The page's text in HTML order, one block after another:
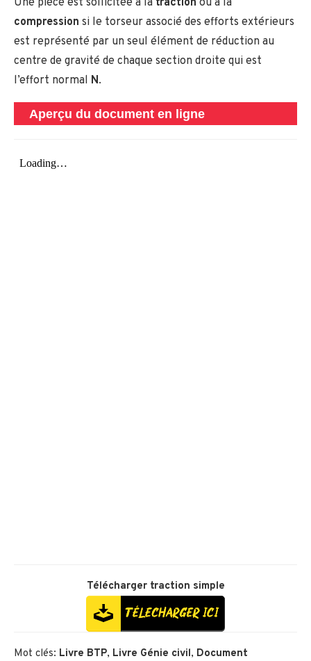
compression si le torseur associé des efforts extérieurs
est représenté par un seul élément de réduction au
centre de gravité de chaque section droite qui est
l’effort normal N.
Aperçu du document en ligne
Télécharger traction simple
Mot clés: Livre BTP, Livre Génie civil, Document